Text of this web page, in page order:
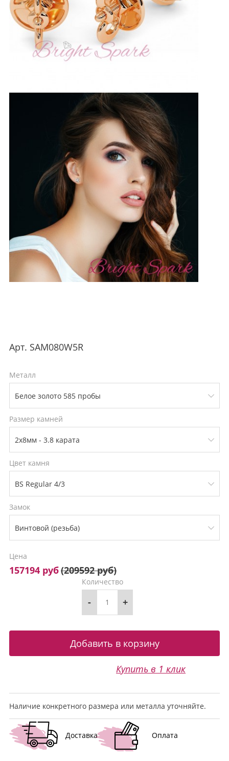
Арт. SAM080W5R
Металл
Размер камней
Цвет камня
Замок
Цена
157194 руб(209592 руб)
Количество
- +
Купить в 1 клик
Наличие конкретного размера или металла уточняйте.
Доставка Оплата